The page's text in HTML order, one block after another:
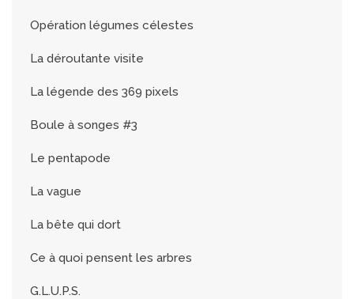
Opération légumes célestes
La déroutante visite
La légende des 369 pixels
Boule à songes #3
Le pentapode
La vague
La bête qui dort
Ce à quoi pensent les arbres
G.L.U.P.S.